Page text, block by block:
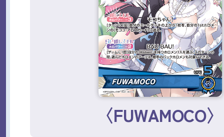
〈FUWAMOCO〉